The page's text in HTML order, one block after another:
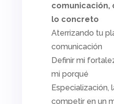
comunicación,
lo concreto
Aterrizando tu
comunicación
Definir mi
mi porqué
Especialización,
competir en un